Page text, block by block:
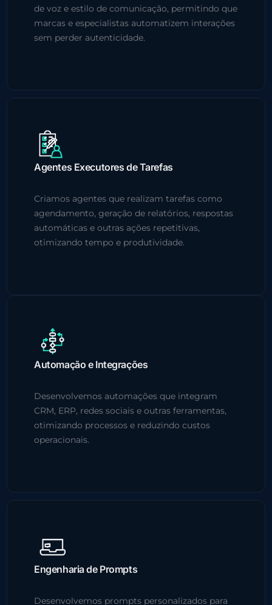
de voz e estilo de comunicação, permitindo que
marcas e especialistas automatizem interações
sem perder autenticidade.
Agentes Executores de Tarefas
Criamos agentes que realizam tarefas como
agendamento, geração de relatórios, respostas
automáticas e outras ações repetitivas,
otimizando tempo e produtividade.
Automação e Integrações
Desenvolvemos automações que integram
CRM, ERP, redes sociais e outras ferramentas,
otimizando processos e reduzindo custos
operacionais.
Engenharia de Prompts
Desenvolvemos prompts personalizados para